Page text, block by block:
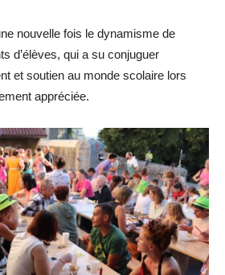
nouvelle fois le dynamisme de
d’élèves, qui a su conjuguer
et soutien au monde scolaire lors
appréciée.